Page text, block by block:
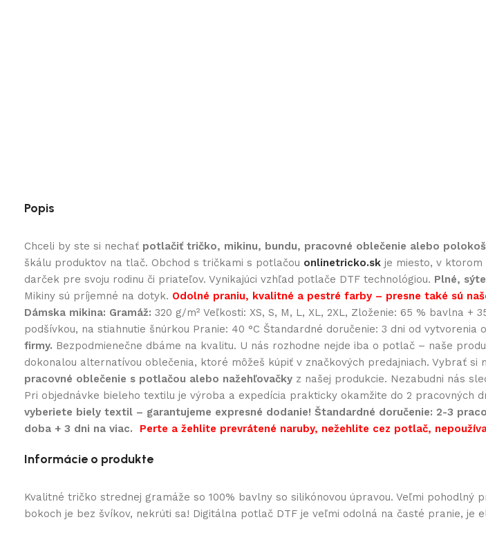
Popis
Chceli by ste si nechať potlačiť tričko, mikinu, bundu, pracovné oblečenie alebo
škálu produktov na tlač. Obchod s tričkami s potlačou onlinetricko.sk je miesto, v
darček pre svoju rodinu či priateľov. Vynikajúci vzhľad potlače DTF technológiou. Plné,
Mikiny sú príjemné na dotyk. Odolné praniu, kvalitné a pestré farby – presne také sú
Dámska mikina: Gramáž: 320 g/m² Veľkosti: XS, S, M, L, XL, 2XL, Zloženie: 65 % bavlna
podšívkou, na stiahnutie šnúrkou Pranie: 40 °C Štandardné doručenie: 3 dni od vytvorenia
firmy. Bezpodmienečne dbáme na kvalitu. U nás rozhodne nejde iba o potlač – naše
dokonalou alternatívou oblečenia, ktoré môžeš kúpiť v značkových predajniach. Vybrať si
pracovné oblečenie s potlačou alebo nažehľovačky z našej produkcie. Nezabudni nás
Pri objednávke bieleho textilu je výroba a expedícia prakticky okamžite do 2 pracovných
vyberiete biely textil – garantujeme expresné dodanie! Štandardné doručenie: 2-3
doba + 3 dni na viac.
Perte a žehlite prevrátené naruby, nežehlite cez potlač,
Informácie o produkte
Kvalitné tričko strednej gramáže so 100% bavlny so silikónovou úpravou. Veľmi
bokoch je bez švíkov, nekrúti sa! Digitálna potlač DTF je veľmi odolná na časté pranie, je